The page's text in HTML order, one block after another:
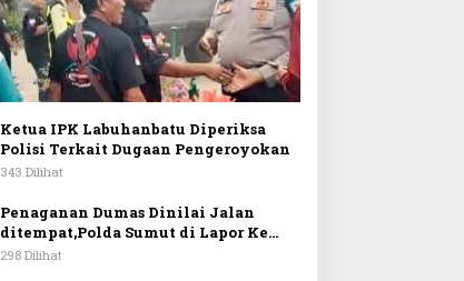
Ketua IPK Labuhanbatu Diperiksa
Polisi Terkait Dugaan Pengeroyokan
343 Dilihat
Penaganan Dumas Dinilai Jalan
ditempat,Polda Sumut di Lapor Ke
Mabes Polri
298 Dilihat